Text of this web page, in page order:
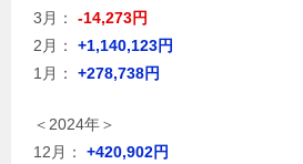
3月：
-14,273円
2月：
+1,140,123円
1月：
+278,738円
＜2024年＞
12月：
+420,902円